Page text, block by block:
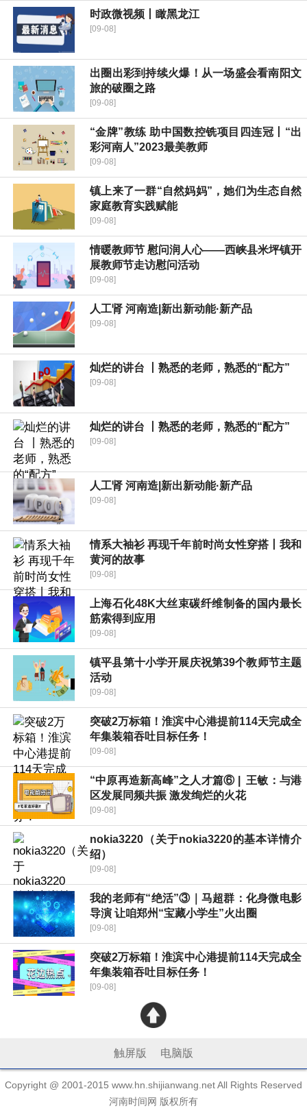
时政微视频丨瞰黑龙江
[09-08]
出圈出彩到持续火爆！从一场盛会看南阳文
旅的破圈之路
[09-08]
“金牌”教练 助中国数控铣项目四连冠丨“出
彩河南人”2023最美教师
[09-08]
镇上来了一群“自然妈妈”，她们为生态自然
家庭教育实践赋能
[09-08]
情暖教师节 慰问润人心——西峡县米坪镇开
展教师节走访慰问活动
[09-08]
人工肾 河南造|新出新动能·新产品
[09-08]
灿烂的讲台 丨熟悉的老师，熟悉的“配方”
[09-08]
灿烂的讲台 丨熟悉的老师，熟悉的“配方”
[09-08]
人工肾 河南造|新出新动能·新产品
[09-08]
情系大袖衫 再现千年前时尚女性穿搭丨我和
黄河的故事
[09-08]
上海石化48K大丝束碳纤维制备的国内最长
筋索得到应用
[09-08]
镇平县第十小学开展庆祝第39个教师节主题
活动
[09-08]
突破2万标箱！淮滨中心港提前114天完成全
年集装箱吞吐目标任务！
[09-08]
“中原再造新高峰”之人才篇⑥ | 王敏：与港
区发展同频共振 激发绚烂的火花
[09-08]
nokia3220（关于nokia3220的基本详情介
绍）
[09-08]
我的老师有“绝活”③｜马超群：化身微电影
导演 让咱郑州“宝藏小学生”火出圈
[09-08]
突破2万标箱！淮滨中心港提前114天完成全
年集装箱吞吐目标任务！
[09-08]
触屏版 电脑版
Copyright @ 2001-2015 www.hn.shijianwang.net All Rights Reserved
河南时间网 版权所有